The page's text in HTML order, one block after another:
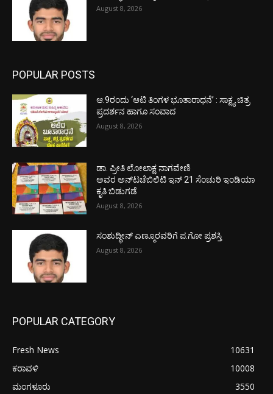
August 8, 2026
POPULAR POSTS
ಆ.9ರಂದು ‘ಆಟಿ ತಿಂಗಳ ಭೂತಾರಾಧನೆ’ : ಸಾಕ್ಷ್ಯ ಚಿತ್ರ
ಪ್ರದರ್ಶನ ಹಾಗೂ ಸಂವಾದ
August 8, 2026
ಡಾ. ಪ್ರೀತಿ ಲೋಲಾಕ್ಷ ನಾಗವೇಣಿ
ಅವರ ಅನ್‌ಟಚೆಬಿಲಿಟಿ ಇನ್ 21 ಸೆಂಚುರಿ ಇಂಡಿಯಾ
ಕೃತಿ ಬಿಡುಗಡೆ
August 8, 2026
ಸಂಶುದ್ಧೀನ್ ಎಣ್ಮೂರವರಿಗೆ ಪ.ಗೋ ಪ್ರಶಸ್ತಿ
August 8, 2026
POPULAR CATEGORY
Fresh News
10631
ಕರಾವಳಿ
10008
ಮಂಗಳೂರು
3550